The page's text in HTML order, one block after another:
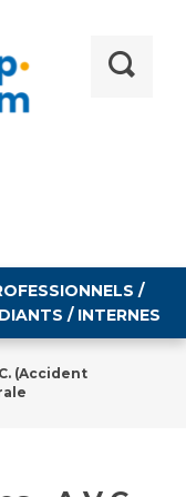
/
/ INTERNES
(Accident